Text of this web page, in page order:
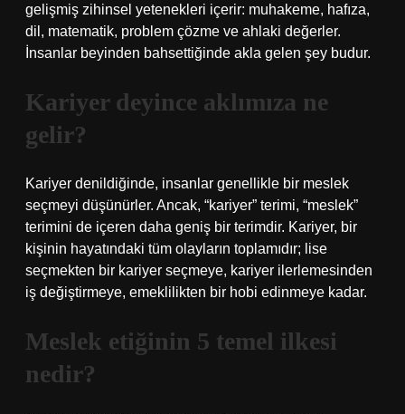
gelişmiş zihinsel yetenekleri içerir: muhakeme, hafıza,
dil, matematik, problem çözme ve ahlaki değerler.
İnsanlar beyinden bahsettiğinde akla gelen şey budur.
Kariyer deyince aklımıza ne
gelir?
Kariyer denildiğinde, insanlar genellikle bir meslek
seçmeyi düşünürler. Ancak, “kariyer” terimi, “meslek”
terimini de içeren daha geniş bir terimdir. Kariyer, bir
kişinin hayatındaki tüm olayların toplamıdır; lise
seçmekten bir kariyer seçmeye, kariyer ilerlemesinden
iş değiştirmeye, emeklilikten bir hobi edinmeye kadar.
Meslek etiğinin 5 temel ilkesi
nedir?